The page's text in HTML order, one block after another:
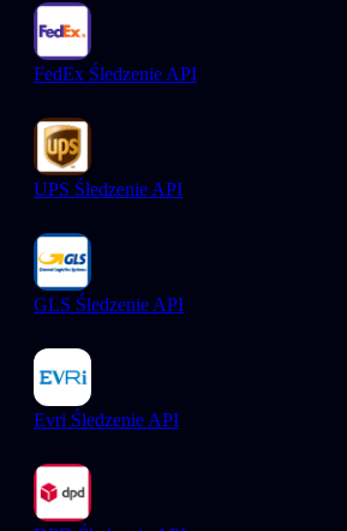
FedEx Śledzenie API
UPS Śledzenie API
GLS Śledzenie API
Evri Śledzenie API